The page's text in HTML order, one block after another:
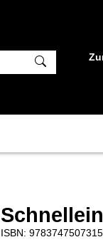
ISBN: 9783747507315